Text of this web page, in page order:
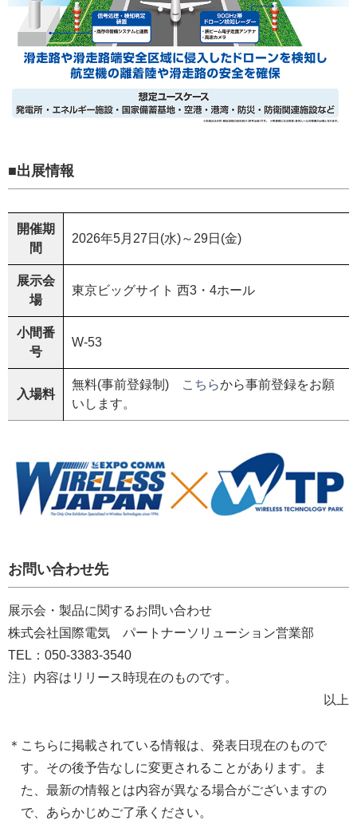
■出展情報
開催期
間
2026年5月27日(水)～29日(金)
展示会
場
東京ビッグサイト 西3・4ホール
小間番
号
W-53
入場料
無料(事前登録制) こちらから事前登録をお願
いします。
お問い合わせ先
展示会・製品に関するお問い合わせ
株式会社国際電気 パートナーソリューション営業部
TEL：050-3383-3540
注）内容はリリース時現在のものです。
以上
こちらに掲載されている情報は、発表日現在のもので
す。その後予告なしに変更されることがあります。ま
た、最新の情報とは内容が異なる場合がございますの
で、あらかじめご了承ください。